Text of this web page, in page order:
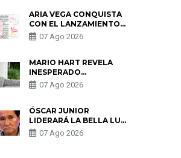
PARTES QUERÍA EL
REMEMBER”
ARIA VEGA CONQUISTA
CON EL LANZAMIENTO
DE “TOTOTO (+4)”
07 Ago 2026
MARIO HART REVELA
INESPERADO
PROBLEMA DE SALUD
ANTES DE SEPARARSE
ENCONTRARON UN
TUMOR”
07 Ago 2026
ÓSCAR JUNIOR
LIDERARÁ LA BELLA LUZ
TRAS SALIDA DE SU
PADRE POR POLÉMICA
07 Ago 2026